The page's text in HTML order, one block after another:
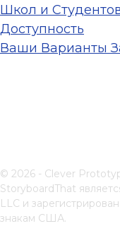
Школ и
Доступность
Ваши Варианты
© 2026 - Clever
StoryboardThat
LLC и
знакам США.